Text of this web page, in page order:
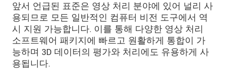
앞서 언급된 표준은 영상 처리 분야에 있어 널리 사
용되므로 모든 일반적인 컴퓨터 비전 도구에서 역
시 지원 가능합니다. 이를 통해 다양한 영상 처리
소프트웨어 패키지에 빠르고 원활하게 통합이 가
능하며 3D 데이터의 평가와 처리에도 유용하게 사
용됩니다.